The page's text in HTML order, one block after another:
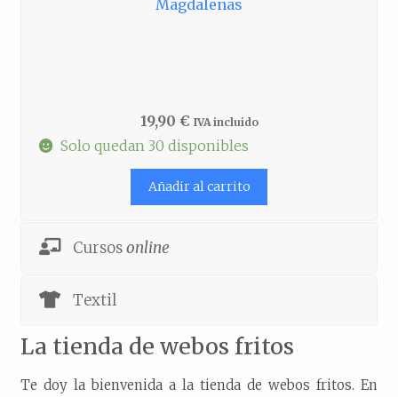
Magdalenas
19,90 € IVA incluido
Solo quedan 30 disponibles
Añadir al carrito
Cursosonline
Textil
La tienda de webos fritos
Te doy la bienvenida a la tienda de webos fritos. En